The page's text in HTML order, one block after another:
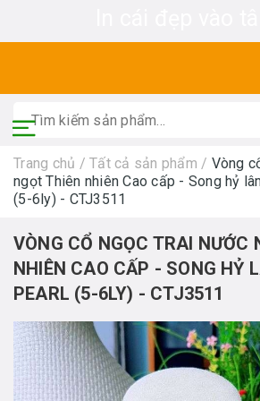
Trang chủ / Tất cả sản phẩm / Vòng
ngọt Thiên nhiên Cao cấp - Song hỷ
(5-6ly) - CTJ3511
VÒNG CỔ NGỌC TRAI NƯỚC
NHIÊN CAO CẤP - SONG HỶ
PEARL (5-6LY) - CTJ3511